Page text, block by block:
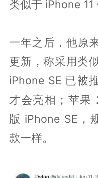
类似于 iPhone 11
一年之后，他原
更新，称采用类
iPhone SE 已被
才会亮相；苹果
版 iPhone SE，
款一样。